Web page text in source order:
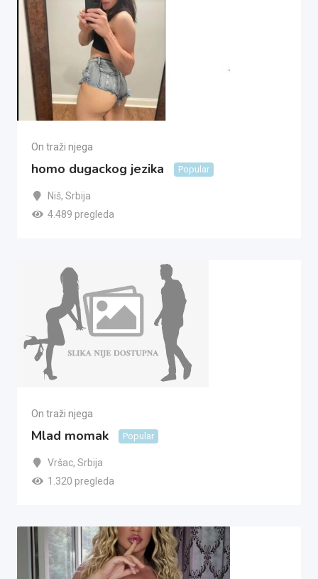
On traži njega
homo dugackog jezika Popular
Niš, Srbija
4.489 pregleda
On traži njega
Mlad momak Popular
Vršac, Srbija
1.320 pregleda